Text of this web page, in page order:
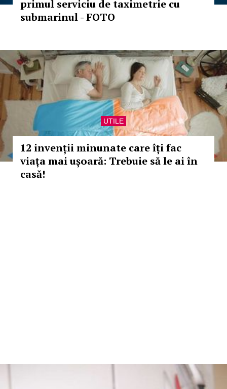
primul serviciu de taximetrie cu
submarinul - FOTO
UTILE
12 invenții minunate care îți fac
viața mai ușoară: Trebuie să le ai în
casă!